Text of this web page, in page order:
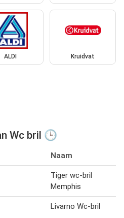
ALDI Kruidvat
Wc bril 🕒
Naam
Tiger wc-bril
Memphis
Livarno Wc-bril